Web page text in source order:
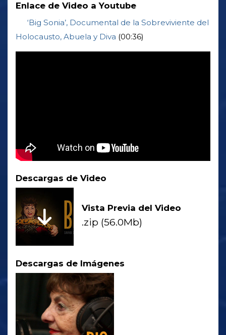
Enlace de Video a Youtube
‘Big Sonia’, Documental de la Sobreviviente del
Holocausto, Abuela y Diva (00:36)
Descargas de Video
Vista Previa del Video
.zip (56.0Mb)
Descargas de Imágenes